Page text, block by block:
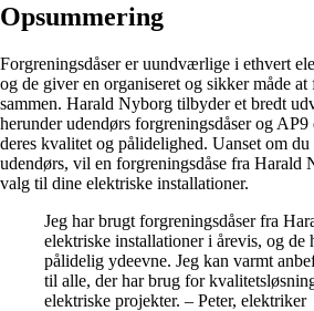
Opsummering
Forgreningsdåser er uundværlige i ethvert
og de giver en organiseret og sikker måde
sammen. Harald Nyborg tilbyder et bredt
herunder udendørs forgreningsdåser og AP9
deres kvalitet og pålidelighed. Uanset om
udendørs, vil en forgreningsdåse fra Harald
valg til dine elektriske installationer.
Jeg har brugt forgreningsdåser fra
elektriske installationer i årevis, og de
pålidelig ydeevne. Jeg kan varmt
til alle, der har brug for
elektriske projekter. – Peter, elektriker